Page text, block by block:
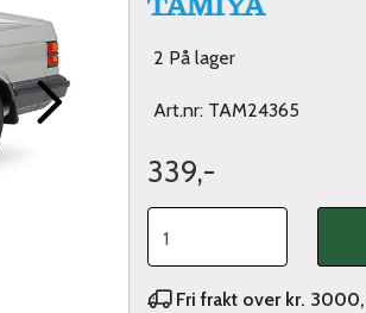
2 På lager
Art.nr: TAM24365
339,-
Fri frakt over kr.